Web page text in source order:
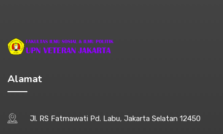
Alamat
Jl. RS Fatmawati Pd. Labu, Jakarta Selatan 12450